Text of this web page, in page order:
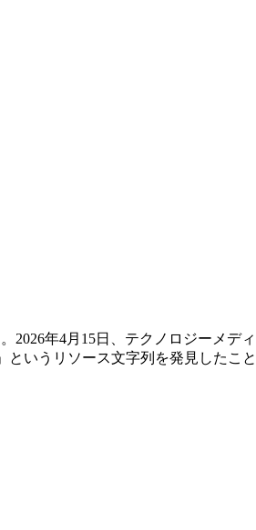
2026年4月15日、テクノロジーメデ
いうリソース文字列を発見したこ